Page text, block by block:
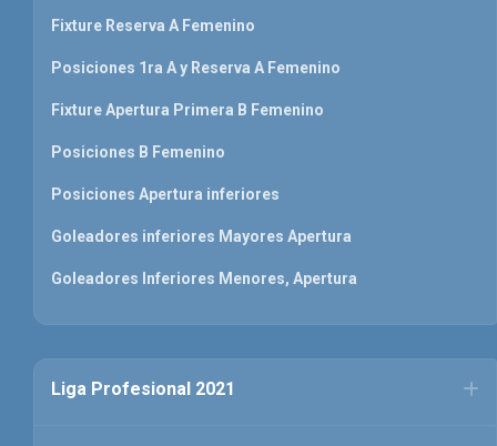
Fixture Reserva A Femenino
Posiciones 1ra A y Reserva A Femenino
Fixture Apertura Primera B Femenino
Posiciones B Femenino
Posiciones Apertura inferiores
Goleadores inferiores Mayores Apertura
Goleadores Inferiores Menores, Apertura
Liga Profesional 2021